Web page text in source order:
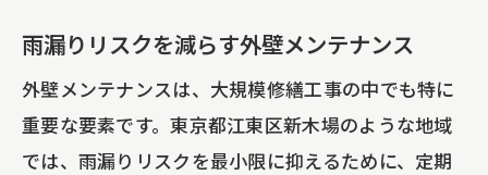
雨漏りリスクを減らす外壁メンテナンス
外壁メンテナンスは、大規模修繕工事の中でも特に
重要な要素です。東京都江東区新木場のような地域
では、雨漏りリスクを最小限に抑えるために、定期